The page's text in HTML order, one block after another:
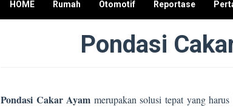
HOME Rumah Otomotif Reportase
Pondasi
Pondasi Cakar Ayam merupakan solusi tepat yang